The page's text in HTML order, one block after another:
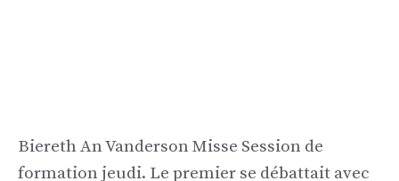
Biereth An Vanderson Misse Session de
formation jeudi. Le premier se débattait avec